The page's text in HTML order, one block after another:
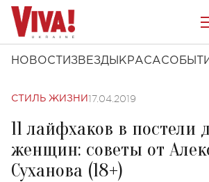
НОВОСТИ ЗВЕЗДЫ КРАСА
СТИЛЬ ЖИЗНИ 17.04.2019
11 лайфхаков в постели
женщин: советы от
Суханова (18+)